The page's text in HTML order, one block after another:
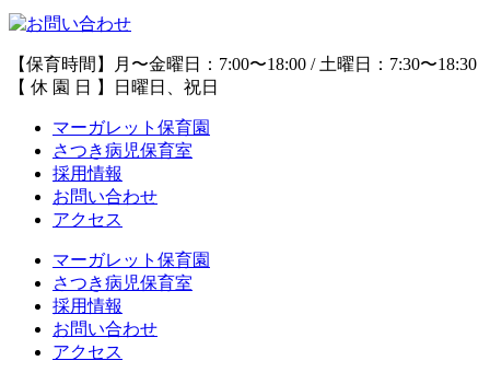
【保育時間】月〜金曜日：7:00〜18:00 / 土曜日：7:30〜18:30
【 休 園 日 】日曜日、祝日
マーガレット保育園
さつき病児保育室
採用情報
お問い合わせ
アクセス
マーガレット保育園
さつき病児保育室
採用情報
お問い合わせ
アクセス